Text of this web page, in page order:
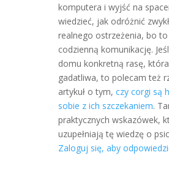
komputera i wyjść na
wiedzieć, jak odróżnić
realnego ostrzeżenia, bo to
codzienną komunikację.
domu konkretną rasę,
gadatliwa, to polecam też
artykuł o tym, czy corgi są
sobie z ich szczekaniem.
praktycznych wskazówek,
uzupełniają tę wiedzę o
Zaloguj się, aby